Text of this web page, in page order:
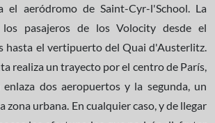
el aeródromo de Saint-Cyr-l'School. La
pasajeros de los Volocity desde el
hasta el vertipuerto del Quai d'Austerlitz.
realiza un trayecto por el centro de París,
dos aeropuertos y la segunda, un
zona urbana. En cualquier caso, y de llegar